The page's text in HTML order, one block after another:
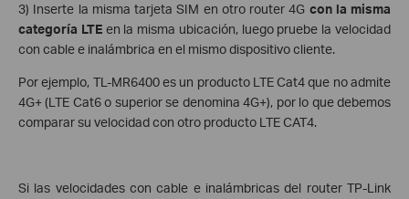
3) Inserte la misma tarjeta SIM en otro router 4G con la misma
categoría LTEen la misma ubicación, luego pruebe la velocidad
con cable e inalámbrica en el mismo dispositivo cliente.
Por ejemplo, TL-MR6400 es un producto LTE Cat4 que no admite
4G+ (LTE Cat6 o superior se denomina 4G+), por lo que debemos
comparar su velocidad con otro producto LTE CAT4.
Si las velocidades con cable e inalámbricas del router TP-Link